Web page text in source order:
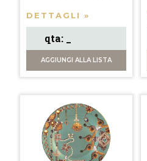
DETTAGLI »
AGGIUNGIALLA LISTA